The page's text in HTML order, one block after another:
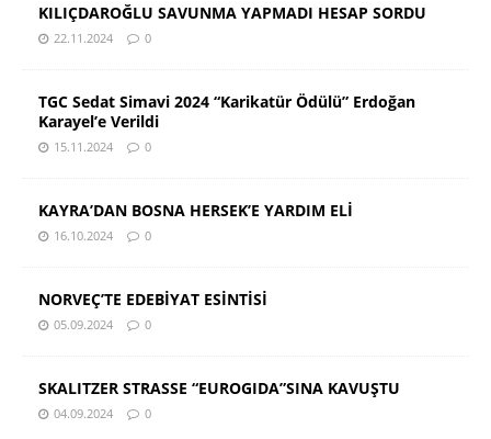
KILIÇDAROĞLU SAVUNMA YAPMADI HESAP SORDU
22.11.2024 0
TGC Sedat Simavi 2024 “Karikatür Ödülü” Erdoğan
Karayel’e Verildi
15.11.2024 0
KAYRA’DAN BOSNA HERSEK’E YARDIM ELİ
16.10.2024 0
NORVEÇ’TE EDEBİYAT ESİNTİSİ
05.09.2024 0
SKALITZER STRASSE “EUROGIDA”SINA KAVUŞTU
04.09.2024 0